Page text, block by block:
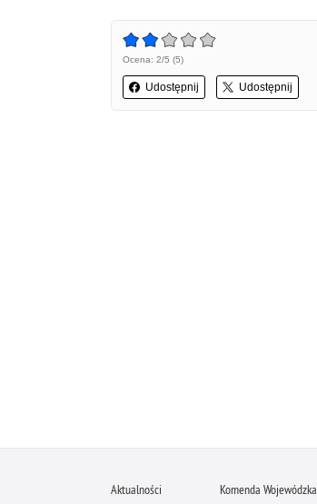
Ocena: 2/5 (5)
Udostępnij Udostępnij
Aktualności Komenda Wojewódzka